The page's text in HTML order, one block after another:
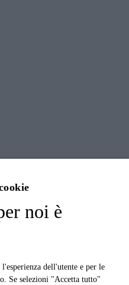
noi è
dell'utente e per le
Se selezioni "Accetta tutto"